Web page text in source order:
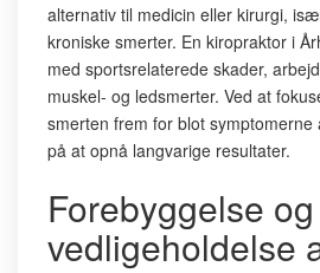
alternativ til medicin eller kirurgi,
kroniske smerter. En kiropraktor i
med sportsrelaterede skader,
muskel- og ledsmerter. Ved at
smerten frem for blot
på at opnå langvarige resultater.
Forebyggelse og
vedligeholdelse